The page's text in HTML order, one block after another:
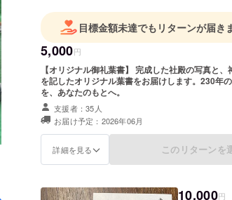
目標金額未達でもリターンが届き
5,000円
【オリジナル御礼葉書】 完成した社殿の写真と
を記したオリジナル葉書をお届けします。230年
を、あなたのもとへ。
支援者：35人
お届け予定：2026年06月
詳細を見る このリターンを
10,000円